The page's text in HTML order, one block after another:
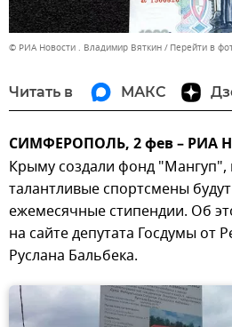
© РИА Новости . Владимир Вяткин Перейти в
Читать в МАКС
СИМФЕРОПОЛЬ, 2 фев – РИА
Крыму создали фонд "Мангуп",
талантливые спортсмены
ежемесячные стипендии. Об
на сайте депутата Госдумы от
Руслана Бальбека.